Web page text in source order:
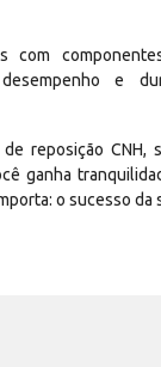
com
e
reposição CNH,
ganha
o sucesso da